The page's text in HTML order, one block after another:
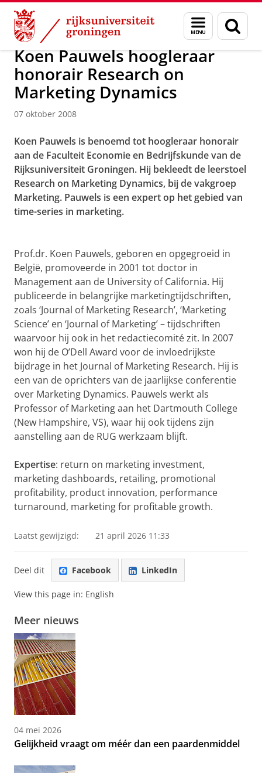
Skip
Content
Skip
Navigation
Menu
en
zoeken
Over ons Actueel Nieuws Nieuwsberichten
Koen Pauwels hoogleraar
honorair Research on
Marketing Dynamics
07 oktober 2008
Koen Pauwels is benoemd tot hoogleraar honorair
aan de Faculteit Economie en Bedrijfskunde van de
Rijksuniversiteit Groningen. Hij bekleedt de leerstoel
Research on Marketing Dynamics, bij de vakgroep
Marketing. Pauwels is een expert op het gebied van
time-series in marketing.
Prof.dr. Koen Pauwels, geboren en opgegroeid in
België, promoveerde in 2001 tot doctor in
Management aan de University of California. Hij
publiceerde in belangrijke marketingtijdschriften,
zoals ‘Journal of Marketing Research’, ‘Marketing
Science’ en ‘Journal of Marketing’ – tijdschriften
waarvoor hij ook in het redactiecomité zit. In 2007
won hij de O’Dell Award voor de invloedrijkste
bijdrage in het Journal of Marketing Research. Hij is
een van de oprichters van de jaarlijkse conferentie
over Marketing Dynamics. Pauwels werkt als
Professor of Marketing aan het Dartmouth College
(New Hampshire, VS), waar hij ook tijdens zijn
aanstelling aan de RUG werkzaam blijft.
Expertise: return on marketing investment,
marketing dashboards, retailing, promotional
profitability, product innovation, performance
turnaround, marketing for profitable growth.
Laatst gewijzigd: 21 april 2026 11:33
Deel dit Facebook LinkedIn
View this page in: English
Meer nieuws
04 mei 2026
Gelijkheid vraagt om méér dan een paardenmiddel